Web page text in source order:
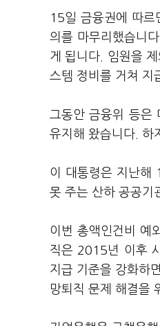
15일 금융권에 따르
의를 마무리했습니
게 됩니다. 임원을
스템 정비를 거쳐 지
그동안 금융위 등은
유지해 왔습니다. 하
이 대통령은 지난해
못 주는 산하 공공기
이번 총액인건비 예
직은 2015년 이후
지급 기준을 강화하
망퇴직 문제 해결을